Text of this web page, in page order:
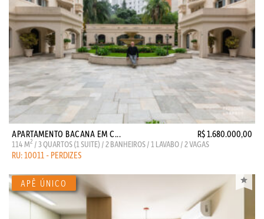
APARTAMENTO BACANA EM C... R$ 1.680.000,00
114 M2 / 3 QUARTOS (1 SUITE) / 2 BANHEIROS / 1 LAVABO / 2 VAGAS
RU: 10011 - PERDIZES